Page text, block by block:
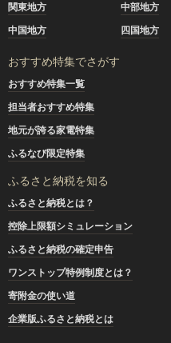
関東地方
中部地方
中国地方
四国地方
おすすめ特集でさがす
おすすめ特集一覧
担当者おすすめ特集
地元が誇る家電特集
ふるなび限定特集
ふるさと納税を知る
ふるさと納税とは？
控除上限額シミュレーション
ふるさと納税の確定申告
ワンストップ特例制度とは？
寄附金の使い道
企業版ふるさと納税とは